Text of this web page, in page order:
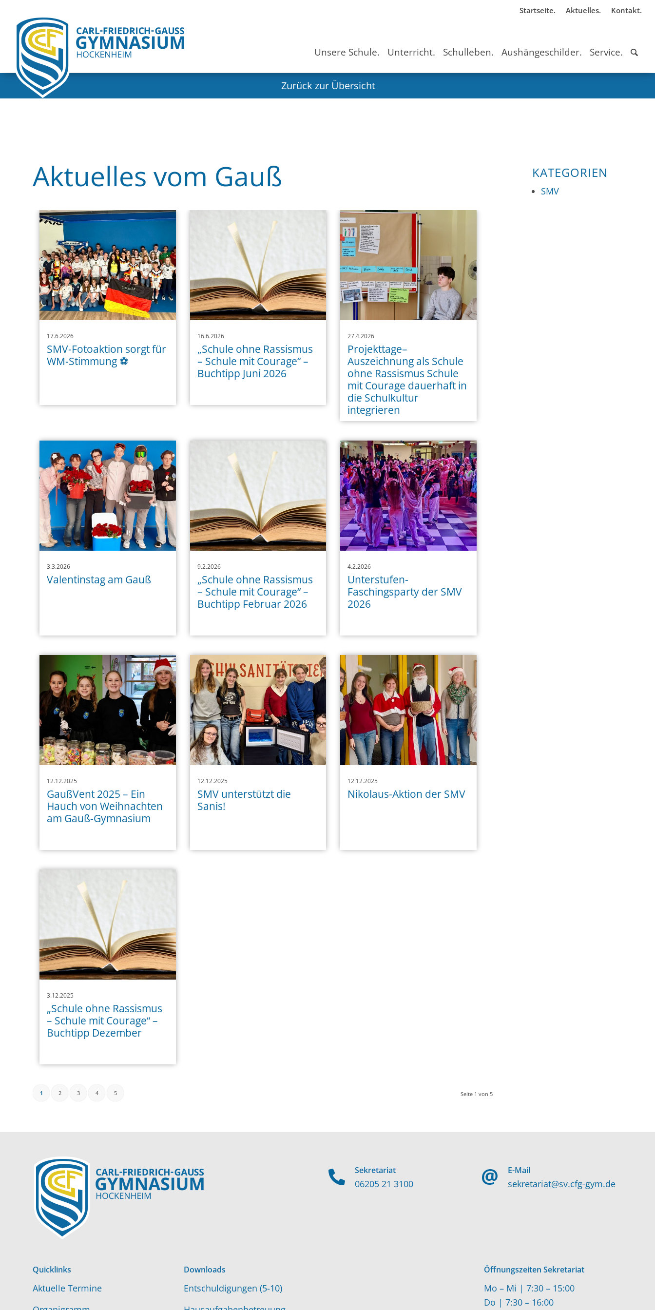
Startseite. Aktuelles. Kontakt.
Unsere Schule. Unterricht. Schulleben. Aushängeschilder. Service.
Zurück zur Übersicht
Aktuelles vom Gauß
17.6.2026
SMV-Fotoaktion sorgt für
WM-Stimmung ⚽️
16.6.2026
„Schule ohne Rassismus
– Schule mit Courage“ –
Buchtipp Juni 2026
27.4.2026
Projekttage–
Auszeichnung als Schule
ohne Rassismus Schule
mit Courage dauerhaft in
die Schulkultur
integrieren
3.3.2026
Valentinstag am Gauß
9.2.2026
„Schule ohne Rassismus
– Schule mit Courage“ –
Buchtipp Februar 2026
4.2.2026
Unterstufen-
Faschingsparty der SMV
2026
12.12.2025
GaußVent 2025 – Ein
Hauch von Weihnachten
am Gauß-Gymnasium
12.12.2025
SMV unterstützt die
Sanis!
12.12.2025
Nikolaus-Aktion der SMV
3.12.2025
„Schule ohne Rassismus
– Schule mit Courage“ –
Buchtipp Dezember
Seite 1 von 5
1 2 3 4 5
KATEGORIEN
SMV
Sekretariat
06205 21 3100
E-Mail
sekretariat@sv.cfg-gym.de
Quicklinks
Aktuelle Termine
Downloads
Entschuldigungen (5-10)
Öffnungszeiten Sekretariat
Mo – Mi | 7:30 – 15:00
Do | 7:30 – 16:00